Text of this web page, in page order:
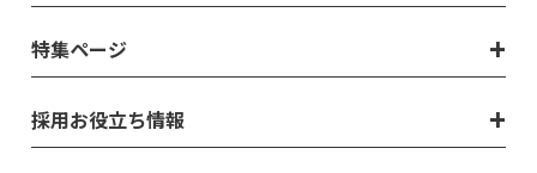
特集ページ
採用お役立ち情報